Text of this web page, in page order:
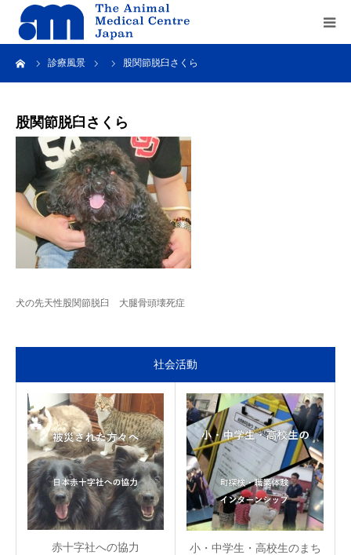
診療風景 股関節脱臼さくら
股関節脱臼さくら
犬の先天性股関節脱臼 大腿骨頭壊死症
社会活動
赤十字社への協力
小・中学生・高校生のまち
Home
service
recruit
contact us